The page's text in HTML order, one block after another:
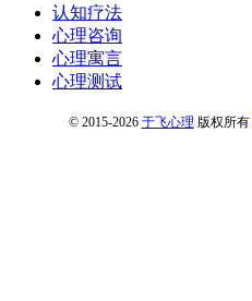
认知疗法
心理咨询
心理寓言
心理测试
© 2015-2026 于飞心理 版权所有